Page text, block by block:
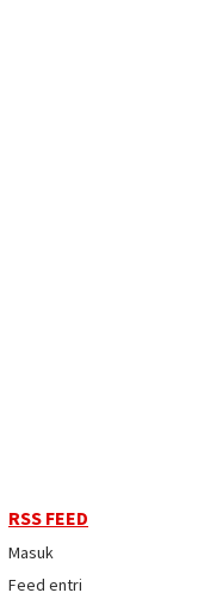
RSS FEED
Masuk
Feed entri